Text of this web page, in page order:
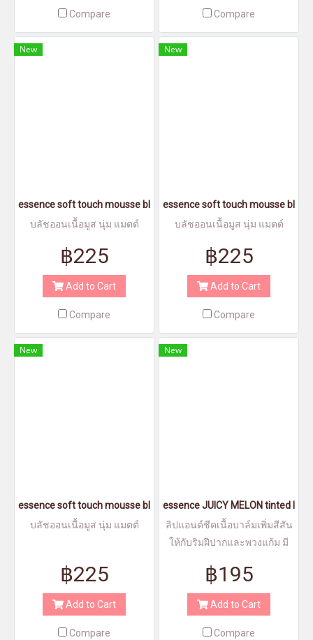
Compare Compare
New
essence soft touch mousse blush 40 - เอสเซนส์ ซอฟท์ ทัช มูส บลัช
บลัชออนเนื้อมูส นุ่ม แมตต์
฿225
Add to Cart
Compare
New
essence soft touch mousse
บลัชออนเนื้อมูส นุ่ม แมตต์
฿225
Add to Cart
Compare
New
essence soft touch mousse blush 20 - เอสเซนส์ ซอฟท์ ทัช มูส บลัช
บลัชออนเนื้อมูส นุ่ม แมตต์
฿225
Add to Cart
Compare
New
essence JUICY MELON tinted
ลิปแอนด์ชีคเนื้อบาล์มเพิ่มสีสัน
ให้กับริมฝีปากและพวงแก้ม มี
เปลี่ยนสีตามค่า pH ของแต่ละ
บุคคล จะได้โทนสีที่แตกต่างกัน
฿195
Add to Cart
Compare